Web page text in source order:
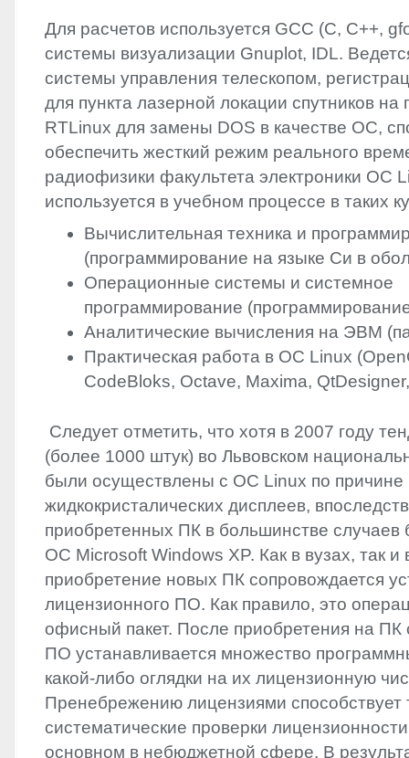
Для расчетов используется GCC‭ (‬C,‭ ‬C++,‭
‬системы визуализации Gnuplot,‭ ‬IDL.‭
системы управления телескопом,‭
для пункта лазерной локации спутников
RTLinux для замены DOS в качестве ОС,‭
обеспечить жесткий режим реального
радиофизики факультета электроники ОС
используется в учебном процессе в таких
Вычислительная техника и
(‬программирование на языке Си в
Операционные системы и системное
программирование‭
Аналитические вычисления на ЭВМ‭
Практическая работа в ОС‭ ‬Linux‭
‬CodeBloks,‭ ‬Octave,‭ ‬Maxima,‭
Следует отметить,‭ ‬что хотя в‭ ‬2007‭ ‬году
(‬более‭ ‬1000‭ ‬штук‭) ‬во Львовском
были осуществлены с ОС‭ ‬Linux по причине
жидкокристалических дисплеев,‭
приобретенных ПК в большинстве случаев
ОС‭ ‬Microsoft Windows XP.‭ Как в вузах,‭ ‬так и
приобретение новых ПК сопровождается
лицензионного ПО.‭ ‬Как правило,‭ ‬это
офисный пакет.‭ ‬После приобретения на
ПО устанавливается множество
какой-либо оглядки на их лицензионную
‬Пренебрежению лицензиями способствует
систематические проверки
основном‭ ‬в небюджетной сфере.‭ ‬В